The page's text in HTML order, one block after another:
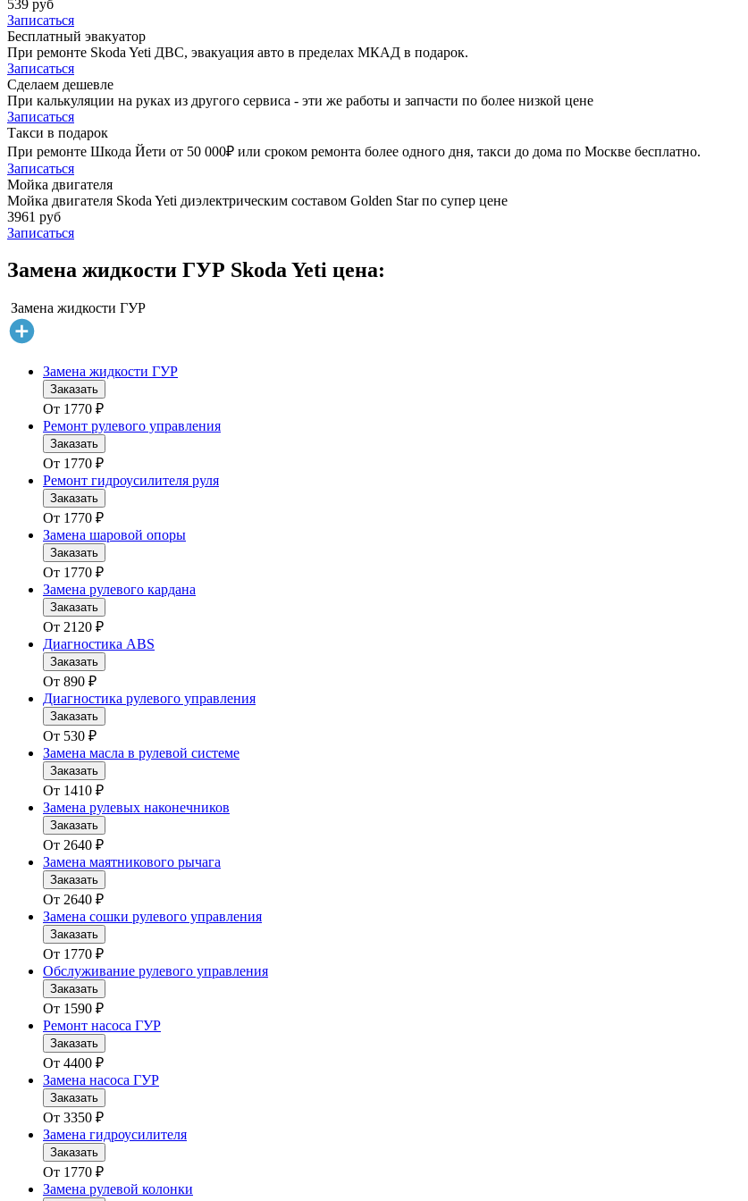
539 руб
Записаться
Бесплатный эвакуатор
При ремонте Skoda Yeti ДВС, эвакуация авто в пределах МКАД в подарок.
Записаться
Сделаем дешевле
При калькуляции на руках из другого сервиса - эти же работы и запчасти по более низкой цене
Записаться
Такси в подарок
При ремонте Шкода Йети от 50 000₽ или сроком ремонта более одного дня, такси до дома по Москве бесплатно.
Записаться
Мойка двигателя
Мойка двигателя Skoda Yeti диэлектрическим составом Golden Star по супер цене
3961 руб
Записаться
Замена жидкости ГУР Skoda Yeti цена:
Замена жидкости ГУР
Замена жидкости ГУР
Заказать
От 1770 ₽
Ремонт рулевого управления
Заказать
От 1770 ₽
Ремонт гидроусилителя руля
Заказать
От 1770 ₽
Замена шаровой опоры
Заказать
От 1770 ₽
Замена рулевого кардана
Заказать
От 2120 ₽
Диагностика ABS
Заказать
От 890 ₽
Диагностика рулевого управления
Заказать
От 530 ₽
Замена масла в рулевой системе
Заказать
От 1410 ₽
Замена рулевых наконечников
Заказать
От 2640 ₽
Замена маятникового рычага
Заказать
От 2640 ₽
Замена сошки рулевого управления
Заказать
От 1770 ₽
Обслуживание рулевого управления
Заказать
От 1590 ₽
Ремонт насоса ГУР
Заказать
От 4400 ₽
Замена насоса ГУР
Заказать
От 3350 ₽
Замена гидроусилителя
Заказать
От 1770 ₽
Замена рулевой колонки